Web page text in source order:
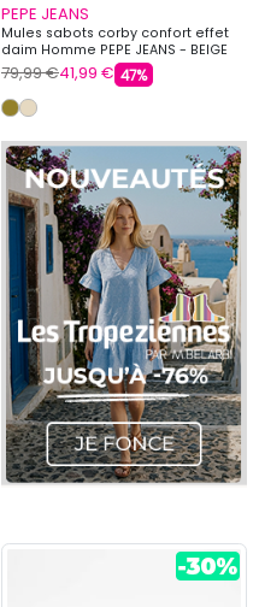
PEPE JEANS
Mules sabots corby confort effet
daim Homme PEPE JEANS - BEIGE
79,99 €41,99 € 47%